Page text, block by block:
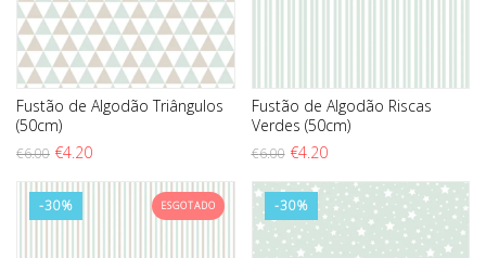
Fustão de Algodão Triângulos
(50cm)
€6.00 O preço original era: €6.00.
€4.20O preço atual é: €4.20.
Fustão de Algodão Riscas
Verdes (50cm)
€6.00 O preço original era:
€4.20O preço atual é:
-30% ESGOTADO -30%